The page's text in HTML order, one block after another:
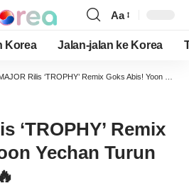
Font
Resizer
Aa
Korea Jalan-jalan ke Korea
Rilis ‘TROPHY’ Remix Goks Abis! Yoon Yechan Turun Tangan Nih! 🔥
‘TROPHY’ Remix
Yechan Turun